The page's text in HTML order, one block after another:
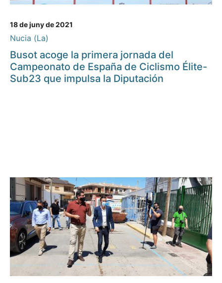
18 de juny de 2021
Nucia (La)
Busot acoge la primera jornada del
Campeonato de España de Ciclismo Élite-
Sub23 que impulsa la Diputación